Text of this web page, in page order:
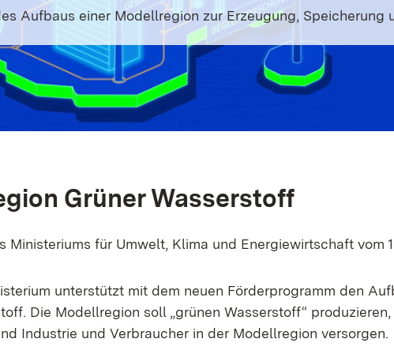
Aufbaus einer Modellregion zur Erzeugung, Speicherung
Grüner Wasserstoff
Ministeriums für Umwelt, Klima und Energiewirtschaft vom
unterstützt mit dem neuen Förderprogramm den
Die Modellregion soll „grünen Wasserstoff“
Industrie und Verbraucher in der Modellregion versorgen.